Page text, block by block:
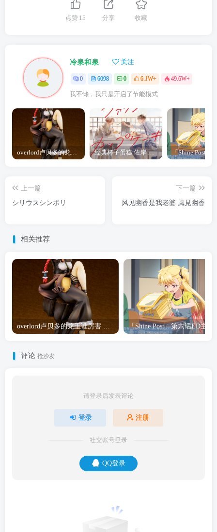
点赞 15 分享 收藏
冷泉和泉 关注
0 6098 0 6.1W+ 49.6W+
我不懒，我只是开启了节能模式
overlord卢贝多的龙王谁厉害 「Overlord」露普斯蕾琪娜·贝塔手办开订 经典杯子蛋糕 佐岸 漫画「经典杯子蛋糕」宣布真人日剧化
上一篇
シリウスシンボリ
下一篇
风见幽香是我老婆 風見幽香
相关推荐
评论 抢沙发
请登录后发表评论
登录 注册
社交账号登录
QQ登录